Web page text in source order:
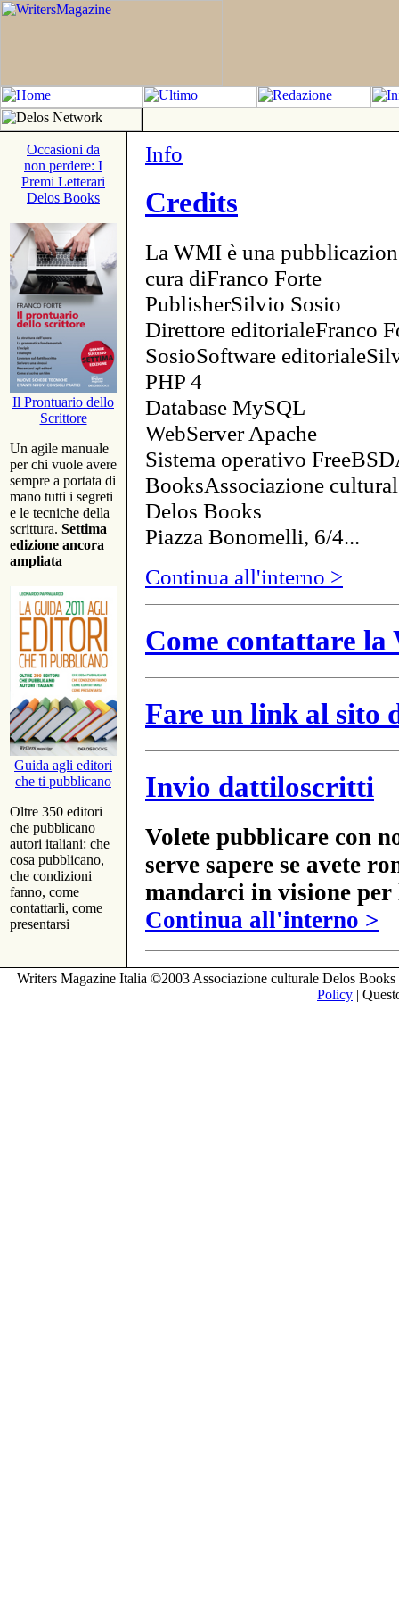
Occasioni da
non perdere: I
Premi Letterari
Delos Books
Il Prontuario dello
Scrittore
Un agile manuale
per chi vuole avere
sempre a portata di
mano tutti i segreti
e le tecniche della
scrittura. Settima
edizione ancora
ampliata
Guida agli editori
che ti pubblicano
Oltre 350 editori
che pubblicano
autori italiani: che
cosa pubblicano,
che condizioni
fanno, come
contattarli, come
presentarsi
Info
Credits
La WMI è una
cura diFranco Forte
PublisherSilvio Sosio
Direttore editorialeFranco
SosioSoftware
PHP 4
Database MySQL
WebServer Apache
Sistema operativo
BooksAssociazione
Delos Books
Piazza Bonomelli, 6/4...
Continua all'interno >
Come contattare
Fare un link al sito
Invio dattiloscritti
Volete pubblicare con
serve sapere se avete
mandarci in visione
Continua all'interno >
Writers Magazine Italia ©2003 Associazione culturale Delos
Policy |